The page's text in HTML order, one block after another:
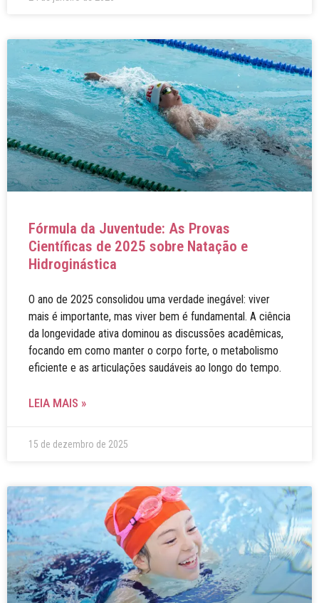
Fórmula da Juventude: As Provas
Científicas de 2025 sobre Natação e
Hidroginástica
O ano de 2025 consolidou uma verdade inegável: viver
mais é importante, mas viver bem é fundamental. A ciência
da longevidade ativa dominou as discussões acadêmicas,
focando em como manter o corpo forte, o metabolismo
eficiente e as articulações saudáveis ao longo do tempo.
LEIA MAIS »
15 de dezembro de 2025